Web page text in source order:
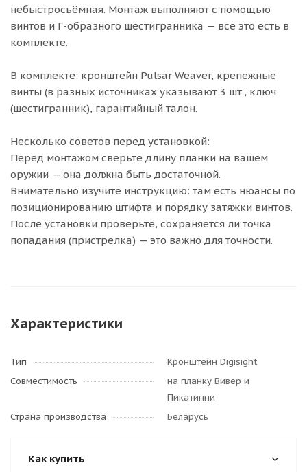
небыстросъёмная. Монтаж выполняют с помощью
винтов и Г-образного шестигранника — всё это есть в
комплекте.
В комплекте: кронштейн Pulsar Weaver, крепежные
винты (в разных источниках указывают 3 шт., ключ
(шестигранник), гарантийный талон.
Несколько советов перед установкой:
Перед монтажом сверьте длину планки на вашем
оружии — она должна быть достаточной.
Внимательно изучите инструкцию: там есть нюансы по
позиционированию штифта и порядку затяжки винтов.
После установки проверьте, сохраняется ли точка
попадания (пристрелка) — это важно для точности.
Характеристики
Тип
Кронштейн Digisight
Совместимость
на планку Вивер и
Пикатинни
Страна производства
Беларусь
Как купить